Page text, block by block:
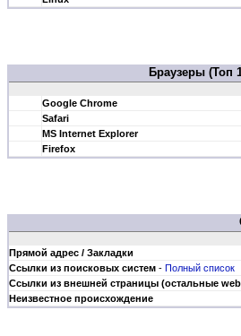
Браузеры
Google Chrome
Safari
MS Internet Explorer
Firefox
Прямой адрес / Закладки
Ссылки из поисковых систем - Полный список
Ссылки из внешней страницы (остальные
Неизвестное происхождение